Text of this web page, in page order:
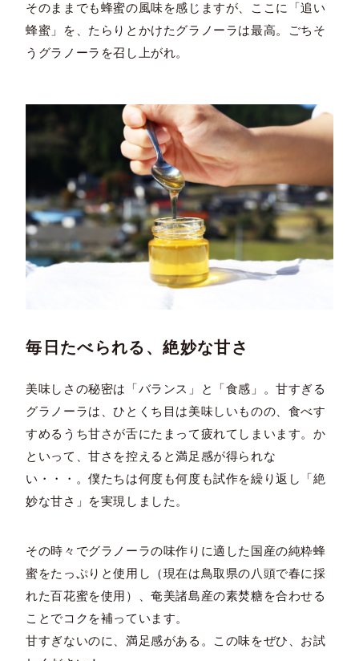
そのままでも蜂蜜の風味を感じますが、ここに「追い
蜂蜜」を、たらりとかけたグラノーラは最高。ごちそ
うグラノーラを召し上がれ。
毎日たべられる、絶妙な甘さ
美味しさの秘密は「バランス」と「食感」。甘すぎる
グラノーラは、ひとくち目は美味しいものの、食べす
すめるうち甘さが舌にたまって疲れてしまいます。か
といって、甘さを控えると満足感が得られな
い・・・。僕たちは何度も何度も試作を繰り返し「絶
妙な甘さ」を実現しました。
その時々でグラノーラの味作りに適した国産の純粋蜂
蜜をたっぷりと使用し（現在は鳥取県の八頭で春に採
れた百花蜜を使用）、奄美諸島産の素焚糖を合わせる
ことでコクを補っています。
甘すぎないのに、満足感がある。この味をぜひ、お試